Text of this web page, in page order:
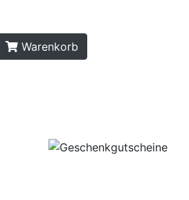
Warenkorb